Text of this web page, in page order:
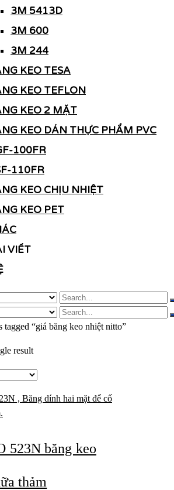
3M 5413D
3M 600
3M 244
KEO TESA
KEO TEFLON
KEO 2 MẶT
KEO DÁN THỰC PHẨM PVC
100FR
110FR
KEO CHỊU NHIỆT
KEO PET
VIẾT
tagged “giá băng keo nhiệt nitto”
result
523N băng keo
thảm